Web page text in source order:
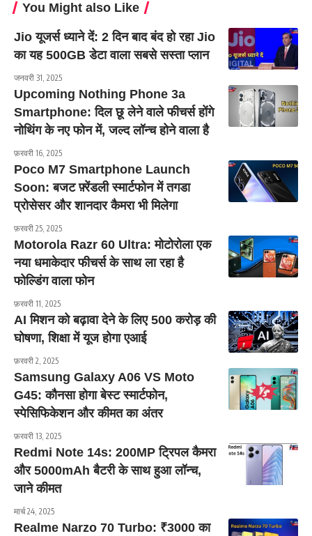
You Might also Like
Jio यूजर्स ध्याने दें: 2 दिन बाद बंद हो रहा Jio
का यह 500GB डेटा वाला सबसे सस्ता प्लान
जनवरी 31, 2025
Upcoming Nothing Phone 3a
Smartphone: दिल छू लेने वाले फीचर्स होंगे
नोथिंग के नए फोन में, जल्द लॉन्च होने वाला है
फ़रवरी 16, 2025
Poco M7 Smartphone Launch
Soon: बजट फ़्रेंडली स्मार्टफोन में तगडा
प्रोसेसर और शानदार कैमरा भी मिलेगा
फ़रवरी 25, 2025
Motorola Razr 60 Ultra: मोटोरोला एक
नया धमाकेदार फीचर्स के साथ ला रहा है
फोल्डिंग वाला फोन
फ़रवरी 11, 2025
AI मिशन को बढ़ावा देने के लिए 500 करोड़ की
घोषणा, शिक्षा में यूज होगा एआई
फ़रवरी 2, 2025
Samsung Galaxy A06 VS Moto
G45: कौनसा होगा बेस्ट स्मार्टफोन,
स्पेसिफिकेशन और कीमत का अंतर
फ़रवरी 13, 2025
Redmi Note 14s: 200MP ट्रिपल कैमरा
और 5000mAh बैटरी के साथ हुआ लॉन्च,
जाने कीमत
मार्च 24, 2025
Realme Narzo 70 Turbo: ₹3000 का